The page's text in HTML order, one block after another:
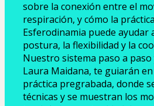
sobre la conexión entre el
respiración, y cómo la
Esferodinamia puede ayudar
postura, la flexibilidad y la
Nuestro sistema paso a
Laura Maidana, te guiarán
práctica pregrabada, donde
técnicas y se muestran los